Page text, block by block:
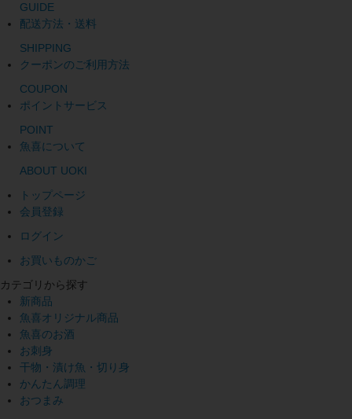
GUIDE
配送方法・送料
SHIPPING
クーポンのご利用方法
COUPON
ポイントサービス
POINT
魚喜について
ABOUT UOKI
トップページ
会員登録
ログイン
お買いものかご
カテゴリから探す
新商品
魚喜オリジナル商品
魚喜のお酒
お刺身
干物・漬け魚・切り身
かんたん調理
おつまみ